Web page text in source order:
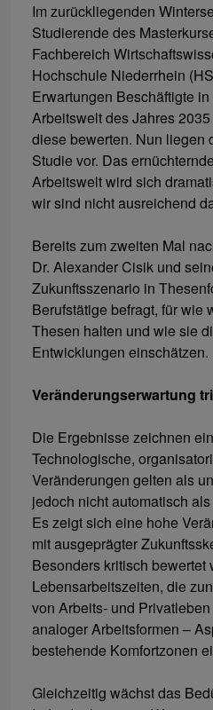
Im zurückliegenden
Studierende des
Fachbereich
Hochschule Niederrhein
Erwartungen Beschäftigte
Arbeitswelt des Jahres
diese bewerten. Nun liegen
Studie vor. Das
Arbeitswelt wird sich
wir sind nicht ausreichend
Bereits zum zweiten Mal
Dr. Alexander Cisik und
Zukunftsszenario in
Berufstätige befragt, für wie
Thesen halten und wie sie
Entwicklungen einschätzen.
Veränderungserwartung
Die Ergebnisse zeichnen
Technologische,
Veränderungen gelten als
jedoch nicht automatisch
Es zeigt sich eine hohe
mit ausgeprägter
Besonders kritisch bewertet
Lebensarbeitszeiten, die
von Arbeits- und
analoger Arbeitsformen –
bestehende Komfortzonen
Gleichzeitig wächst das